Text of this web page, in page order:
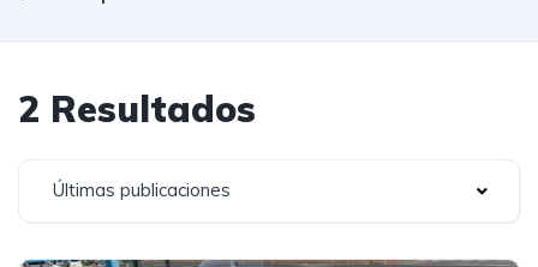
2 Resultados
Últimas publicaciones